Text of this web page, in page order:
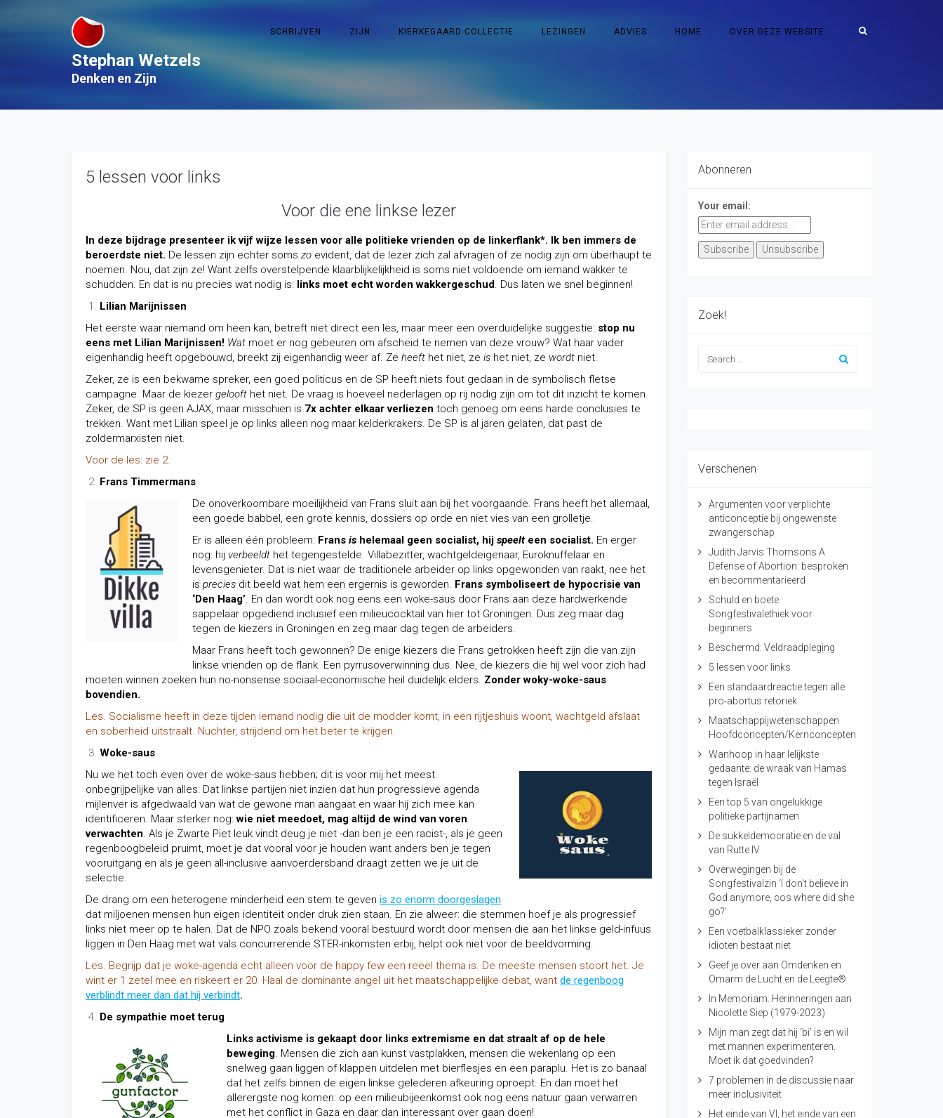
SCHRIJVEN ZIJN KIERKEGAARD COLLECTIE LEZINGEN ADVIES HOME OVER DEZE WEBSITE
Stephan Wetzels
Denken en Zijn
5 lessen voor links
Voor die ene linkse lezer
In deze bijdrage presenteer ik vijf wijze lessen voor alle politieke vrienden op de linkerflank*. Ik ben immers de
beroerdste niet. De lessen zijn echter soms zo evident, dat de lezer zich zal afvragen of ze nodig zijn om überhaupt te
noemen. Nou, dat zijn ze! Want zelfs overstelpende klaarblijkelijkheid is soms niet voldoende om iemand wakker te
schudden. En dat is nu precies wat nodig is: links moet echt worden wakkergeschud. Dus laten we snel beginnen!
Lilian Marijnissen
Het eerste waar niemand om heen kan, betreft niet direct een les, maar meer een overduidelijke suggestie: stop nu
eens met Lilian Marijnissen! Wat moet er nog gebeuren om afscheid te nemen van deze vrouw? Wat haar vader
eigenhandig heeft opgebouwd, breekt zij eigenhandig weer af. Ze heeft het niet, ze is het niet, ze wordt niet.
Zeker, ze is een bekwame spreker, een goed politicus en de SP heeft niets fout gedaan in de symbolisch fletse
campagne. Maar de kiezer gelooft het niet. De vraag is hoeveel nederlagen op rij nodig zijn om tot dit inzicht te komen.
Zeker, de SP is geen AJAX, maar misschien is 7x achter elkaar verliezen toch genoeg om eens harde conclusies te
trekken. Want met Lilian speel je op links alleen nog maar kelderkrakers. De SP is al jaren gelaten, dat past de
zoldermarxisten niet.
Voor de les: zie 2.
Frans Timmermans
De onoverkoombare moeilijkheid van Frans sluit aan bij het voorgaande. Frans heeft het allemaal,
een goede babbel, een grote kennis, dossiers op orde en niet vies van een grolletje.
Er is alleen één probleem: Frans is helemaal geen socialist, hij speelteen socialist. En erger
nog: hij verbeeldt het tegengestelde. Villabezitter, wachtgeldeigenaar, Euroknuffelaar en
levensgenieter. Dat is niet waar de traditionele arbeider op links opgewonden van raakt, nee het
is precies dit beeld wat hem een ergernis is geworden. Frans symboliseert de hypocrisie van
‘Den Haag’. En dan wordt ook nog eens een woke-saus door Frans aan deze hardwerkende
sappelaar opgediend inclusief een milieucocktail van hier tot Groningen. Dus zeg maar dag
tegen de kiezers in Groningen en zeg maar dag tegen de arbeiders.
Maar Frans heeft toch gewonnen? De enige kiezers die Frans getrokken heeft zijn die van zijn
linkse vrienden op de flank. Een pyrrusoverwinning dus. Nee, de kiezers die hij wel voor zich had
moeten winnen zoeken hun no-nonsense sociaal-economische heil duidelijk elders. Zonder woky-woke-saus
bovendien.
Les. Socialisme heeft in deze tijden iemand nodig die uit de modder komt, in een rijtjeshuis woont, wachtgeld afslaat
en soberheid uitstraalt. Nuchter, strijdend om het beter te krijgen.
Woke-saus
Nu we het toch even over de woke-saus hebben; dit is voor mij het meest
onbegrijpelijke van alles: Dat linkse partijen niet inzien dat hun progressieve agenda
mijlenver is afgedwaald van wat de gewone man aangaat en waar hij zich mee kan
identificeren. Maar sterker nog:wie niet meedoet, mag altijd de wind van voren
verwachten. Als je Zwarte Piet leuk vindt deug je niet -dan ben je een racist-, als je geen
regenboogbeleid pruimt, moet je dat vooral voor je houden want anders ben je tegen
vooruitgang en als je geen all-inclusive aanvoerdersband draagt zetten we je uit de
selectie.
De drang om een heterogene minderheid een stem te geven is zo enorm doorgeslagen
dat miljoenen mensen hun eigen identiteit onder druk zien staan. En zie alweer: die stemmen hoef je als progressief
links niet meer op te halen. Dat de NPO zoals bekend vooral bestuurd wordt door mensen die aan het linkse geld-infuus
liggen in Den Haag met wat vals concurrerende STER-inkomsten erbij, helpt ook niet voor de beeldvorming.
Les. Begrijp dat je woke-agenda echt alleen voor de happy few een reëel thema is. De meeste mensen stoort het. Je
wint er 1 zetel mee en riskeert er 20. Haal de dominante angel uit het maatschappelijke debat, want de regenboog
verblindt meer dan dat hij verbindt.
De sympathie moet terug
Links activisme is gekaapt door links extremisme en dat straalt af op de hele
beweging. Mensen die zich aan kunst vastplakken, mensen die wekenlang op een
snelweg gaan liggen of klappen uitdelen met bierflesjes en een paraplu. Het is zo banaal
dat het zelfs binnen de eigen linkse gelederen afkeuring oproept. En dan moet het
allerergste nog komen: op een milieubijeenkomst ook nog eens natuur gaan verwarren
met het conflict in Gaza en daar dan interessant over gaan doen!
Abonneren
Your email:
Zoek!
Verschenen
Argumenten voor verplichte
anticonceptie bij ongewenste
zwangerschap
Judith Jarvis Thomsons A
Defense of Abortion: besproken
en becommentarieerd
Schuld en boete.
Songfestivalethiek voor
beginners
Beschermd: Veldraadpleging
5 lessen voor links
Een standaardreactie tegen alle
pro-abortus retoriek
Maatschappijwetenschappen
Hoofdconcepten/Kernconcepten
Wanhoop in haar lelijkste
gedaante: de wraak van Hamas
tegen Israël
Een top 5 van ongelukkige
politieke partijnamen
De sukkeldemocratie en de val
van Rutte IV
Overwegingen bij de
Songfestivalzin ‘I don’t believe in
God anymore, cos where did she
go?’
Een voetbalklassieker zonder
idioten bestaat niet
Geef je over aan Omdenken en
Omarm de Lucht en de Leegte®
In Memoriam. Herinneringen aan
Nicolette Siep (1979-2023)
Mijn man zegt dat hij ‘bi’ is en wil
met mannen experimenteren.
Moet ik dat goedvinden?
7 problemen in de discussie naar
meer inclusiviteit
Het einde van VI, het einde van een